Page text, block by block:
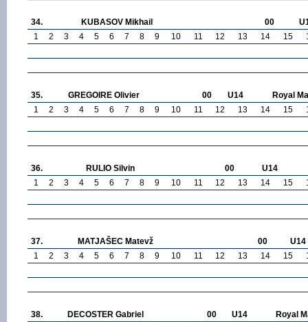
34. KUBASOV Mikhail 00
1
2 3 4 5 6 7 8 9 10 11 12 13 14 15
35. GREGOIRE Olivier 00 U14
Royal
1
2 3 4 5 6 7 8 9 10 11 12 13 14 15
36. RULIO Silvin 00
U14
1
2 3 4 5 6 7 8 9 10 11 12 13 14 15
37. MATJAŠEC Matevž 00
U14
1
2 3 4 5 6 7 8 9 10 11 12 13 14 15
38. DECOSTER Gabriel 00 U14
Royal